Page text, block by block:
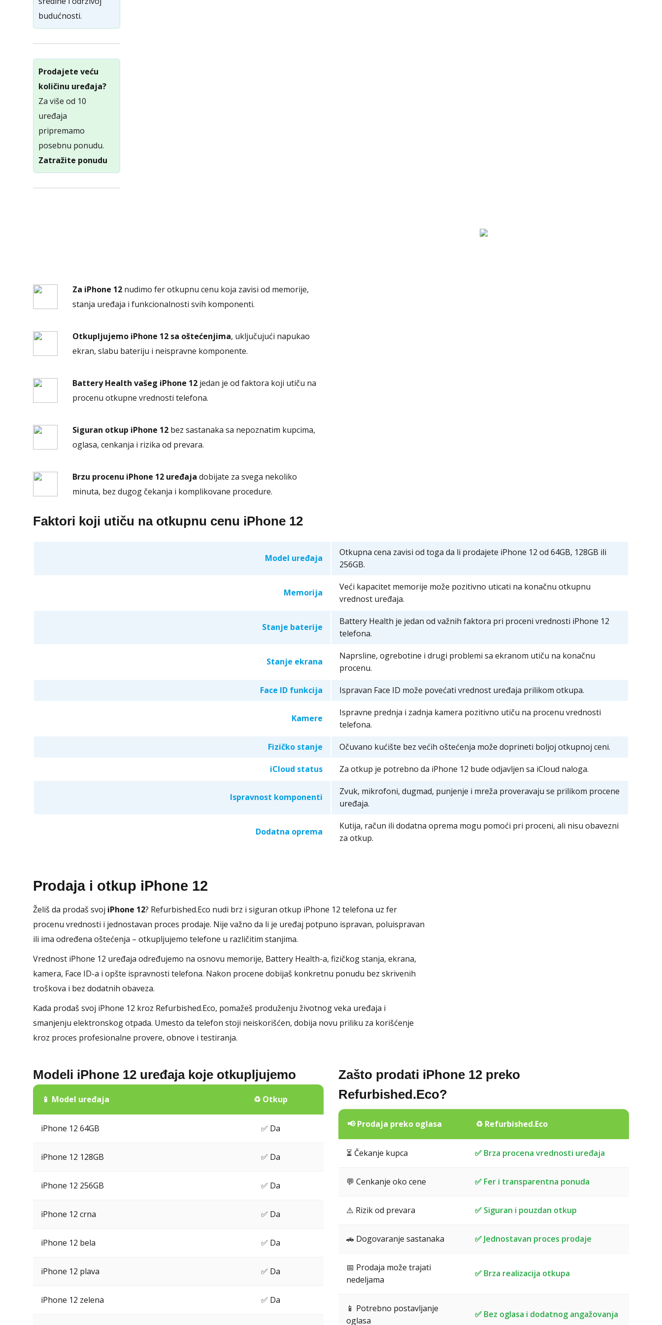
budućnosti.
Prodajete veću
količinu uređaja?
Za više od 10
uređaja
pripremamo
posebnu ponudu.
Zatražite ponudu
Za iPhone 12 nudimo fer otkupnu cenu koja zavisi od memorije,
stanja uređaja i funkcionalnosti svih komponenti.
Otkupljujemo iPhone 12 sa oštećenjima, uključujući napukao
ekran, slabu bateriju i neispravne komponente.
Battery Health vašeg iPhone 12 jedan je od faktora koji utiču na
procenu otkupne vrednosti telefona.
Siguran otkup iPhone 12 bez sastanaka sa nepoznatim kupcima,
oglasa, cenkanja i rizika od prevara.
Brzu procenu iPhone 12 uređaja dobijate za svega nekoliko
minuta, bez dugog čekanja i komplikovane procedure.
Faktori koji utiču na otkupnu cenu iPhone 12
Model uređaja
Otkupna cena zavisi od toga da li prodajete iPhone 12 od 64GB, 128GB ili
256GB.
Memorija
Veći kapacitet memorije može pozitivno uticati na konačnu otkupnu
vrednost uređaja.
Stanje baterije
Battery Health je jedan od važnih faktora pri proceni vrednosti iPhone 12
telefona.
Stanje ekrana
Naprsline, ogrebotine i drugi problemi sa ekranom utiču na konačnu
procenu.
Face ID funkcija Ispravan Face ID može povećati vrednost uređaja prilikom otkupa.
Kamere
Ispravne prednja i zadnja kamera pozitivno utiču na procenu vrednosti
telefona.
Fizičko stanje Očuvano kućište bez većih oštećenja može doprineti boljoj otkupnoj ceni.
iCloud status Za otkup je potrebno da iPhone 12 bude odjavljen sa iCloud naloga.
Ispravnost komponenti
Zvuk, mikrofoni, dugmad, punjenje i mreža proveravaju se prilikom procene
uređaja.
Dodatna oprema
Kutija, račun ili dodatna oprema mogu pomoći pri proceni, ali nisu obavezni
za otkup.
Prodaja i otkup iPhone 12
Želiš da prodaš svoj iPhone 12? Refurbished.Eco nudi brz i siguran otkup iPhone 12 telefona uz fer
procenu vrednosti i jednostavan proces prodaje. Nije važno da li je uređaj potpuno ispravan, poluispravan
ili ima određena oštećenja – otkupljujemo telefone u različitim stanjima.
Vrednost iPhone 12 uređaja određujemo na osnovu memorije, Battery Health-a, fizičkog stanja, ekrana,
kamera, Face ID-a i opšte ispravnosti telefona. Nakon procene dobijaš konkretnu ponudu bez skrivenih
troškova i bez dodatnih obaveza.
Kada prodaš svoj iPhone 12 kroz Refurbished.Eco, pomažeš produženju životnog veka uređaja i
smanjenju elektronskog otpada. Umesto da telefon stoji neiskorišćen, dobija novu priliku za korišćenje
kroz proces profesionalne provere, obnove i testiranja.
Modeli iPhone 12 uređaja koje otkupljujemo
📱 Model uređaja ♻️ Otkup
iPhone 12 64GB ✅ Da
iPhone 12 128GB ✅ Da
iPhone 12 256GB ✅ Da
iPhone 12 crna ✅ Da
iPhone 12 bela ✅ Da
iPhone 12 plava ✅ Da
iPhone 12 zelena ✅ Da
Zašto prodati iPhone 12 preko
Refurbished.Eco?
📢 Prodaja preko oglasa ♻️ Refurbished.Eco
⏳ Čekanje kupca ✅ Brza procena vrednosti uređaja
💬 Cenkanje oko cene ✅ Fer i transparentna ponuda
⚠️ Rizik od prevara ✅ Siguran i pouzdan otkup
🚗 Dogovaranje sastanaka ✅ Jednostavan proces prodaje
📅 Prodaja može trajati
nedeljama
✅ Brza realizacija otkupa
📱 Potrebno postavljanje
oglasa
✅ Bez oglasa i dodatnog angažovanja